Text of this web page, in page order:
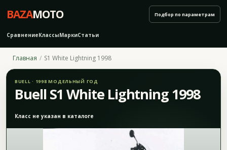
BAZAMOTO
СравнениеКлассыМаркиСтатьи
Подбор по параметрам
Главная S1 White Lightning 1998
BUELL · 1998 МОДЕЛЬНЫЙ ГОД
Buell S1 White Lightning 1998
Класс не указан в каталоге